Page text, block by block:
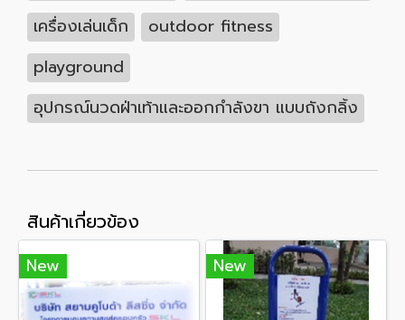
เครื่องเล่นเด็ก
outdoor fitness
playground
อุปกรณ์นวดฝ่าเท้าและออกกำลังขา แบบถังกลิ้ง
สินค้าเกี่ยวข้อง
New New